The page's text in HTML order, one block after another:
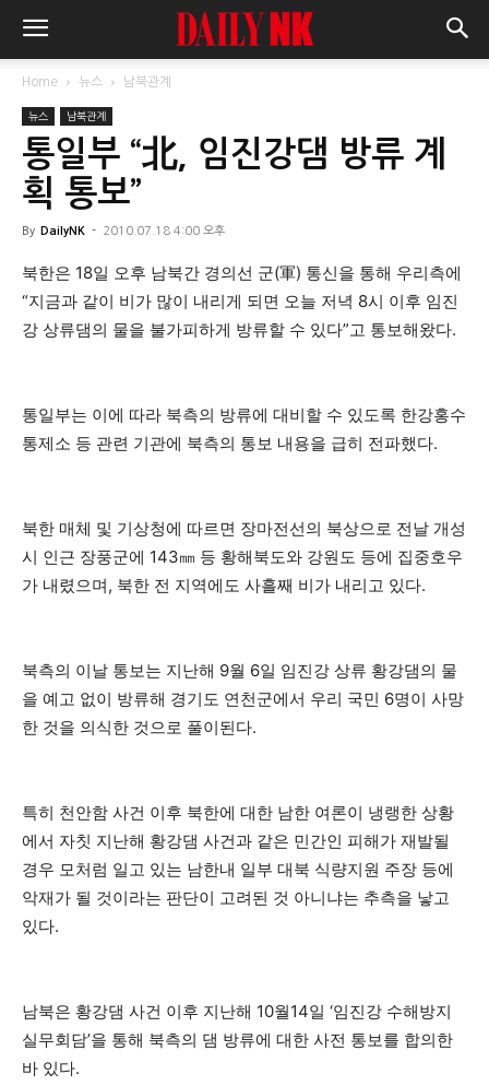
Home 뉴스 남북관계
뉴스 남북관계
통일부 “北, 임진강댐 방류 계
획 통보”
By DailyNK - 2010.07.18 4:00 오후
북한은 18일 오후 남북간 경의선 군(軍) 통신을 통해 우리측에
“지금과 같이 비가 많이 내리게 되면 오늘 저녁 8시 이후 임진
강 상류댐의 물을 불가피하게 방류할 수 있다”고 통보해왔다.
통일부는 이에 따라 북측의 방류에 대비할 수 있도록 한강홍수
통제소 등 관련 기관에 북측의 통보 내용을 급히 전파했다.
북한 매체 및 기상청에 따르면 장마전선의 북상으로 전날 개성
시 인근 장풍군에 143㎜ 등 황해북도와 강원도 등에 집중호우
가 내렸으며, 북한 전 지역에도 사흘째 비가 내리고 있다.
북측의 이날 통보는 지난해 9월 6일 임진강 상류 황강댐의 물
을 예고 없이 방류해 경기도 연천군에서 우리 국민 6명이 사망
한 것을 의식한 것으로 풀이된다.
특히 천안함 사건 이후 북한에 대한 남한 여론이 냉랭한 상황
에서 자칫 지난해 황강댐 사건과 같은 민간인 피해가 재발될
경우 모처럼 일고 있는 남한내 일부 대북 식량지원 주장 등에
악재가 될 것이라는 판단이 고려된 것 아니냐는 추측을 낳고
있다.
남북은 황강댐 사건 이후 지난해 10월14일 ‘임진강 수해방지
실무회담’을 통해 북측의 댐 방류에 대한 사전 통보를 합의한
바 있다.